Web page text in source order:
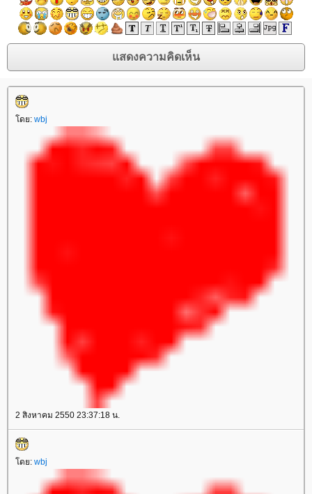
โดย: wbj
2 สิงหาคม 2550 23:37:18 น.
โดย: wbj